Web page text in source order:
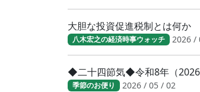
大胆な投資促進税制とは何か
八木宏之の経済時事ウォッチ 2026 /
◆二十四節気◆令和8年（
季節のお便り 2026 / 05 / 02